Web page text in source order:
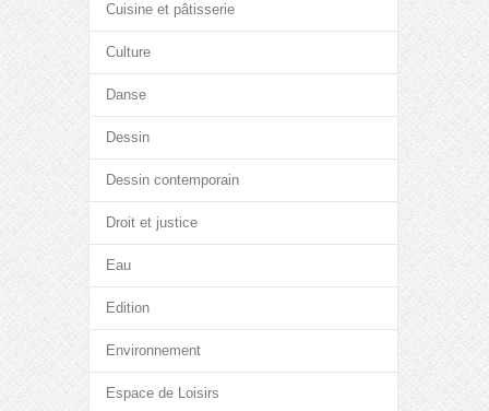
Cuisine et pâtisserie
Culture
Danse
Dessin
Dessin contemporain
Droit et justice
Eau
Edition
Environnement
Espace de Loisirs